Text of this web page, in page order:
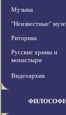
Музыка
"Неизвестные"
Риторика
Русские храмы и
монастыри
Видеоархив